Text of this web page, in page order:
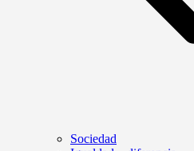
Sociedad